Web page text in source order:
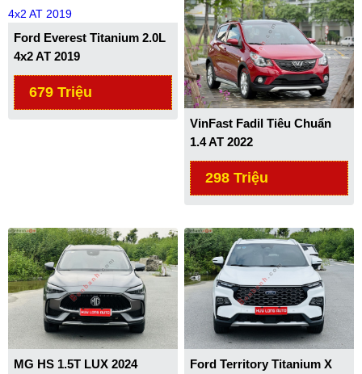
Ford Everest Titanium 2.0L
4x2 AT 2019
679 Triệu
VinFast Fadil Tiêu Chuẩn
1.4 AT 2022
298 Triệu
MG HS 1.5T LUX 2024
Ford Territory Titanium X